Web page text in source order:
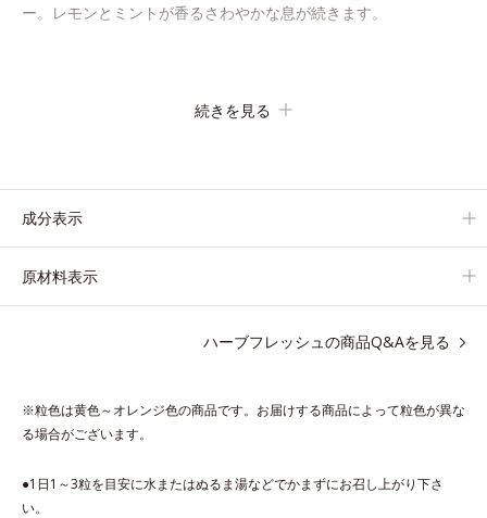
ー。レモンとミントが香るさわやかな息が続きます。
続きを見る
成分表示
原材料表示
ハーブフレッシュの商品Q&Aを見る
※粒色は黄色～オレンジ色の商品です。お届けする商品によって粒色が異な
る場合がございます。
●1日1～3粒を目安に水またはぬるま湯などでかまずにお召し上がり下さ
い。